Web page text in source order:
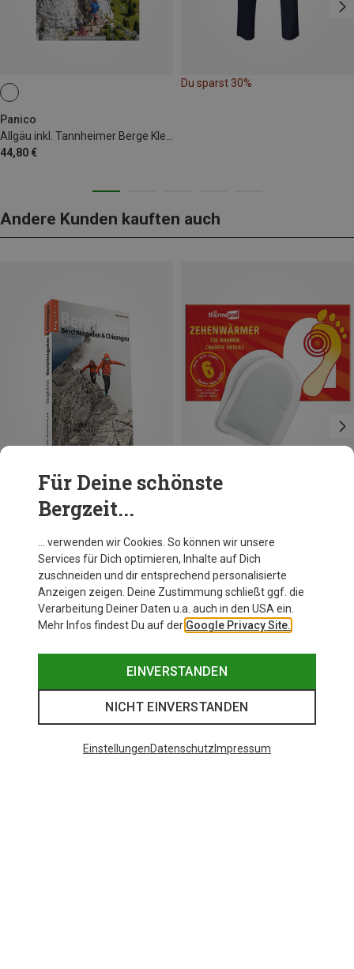
Panico
44,80 €
Du sparst 30%
Andere Kunden kauften auch
Berchtesgaden & Chiemgau Bergführer
Thermopad
Zehenwärmer
1,95 €
Für Deine schönste
Bergzeit...
… verwenden wir Cookies. So können wir unsere
Services für Dich optimieren, Inhalte auf Dich
zuschneiden und dir entsprechend personalisierte
Anzeigen zeigen. Deine Zustimmung schließt ggf. die
Verarbeitung Deiner Daten u.a. auch in den USA ein.
Mehr Infos findest Du auf der Google Privacy Site.
EINVERSTANDEN
NICHT EINVERSTANDEN
EinstellungenDatenschutz Impressum